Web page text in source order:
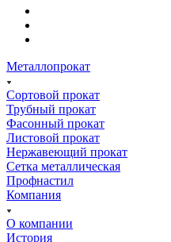
Металлопрокат
Сортовой прокат
Трубный прокат
Фасонный прокат
Листовой прокат
Нержавеющий прокат
Сетка металлическая
Профнастил
Компания
О компании
История